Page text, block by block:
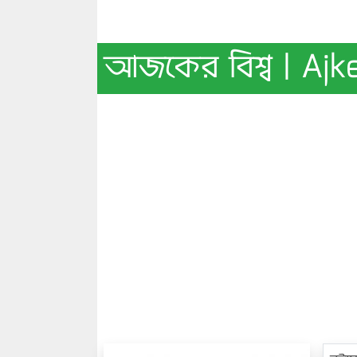
আজকের বিশ্ব |